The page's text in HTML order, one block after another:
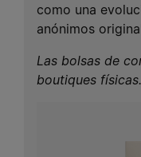
como una
anónimos
Las bolsas de
boutiques físicas.